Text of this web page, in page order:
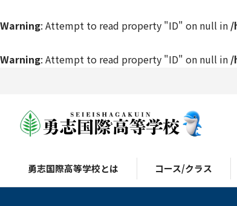
Warning: Attempt to read property "ID" on null in /
Warning: Attempt to read property "ID" on null in /
勇志国際高等学校とは コース/クラス